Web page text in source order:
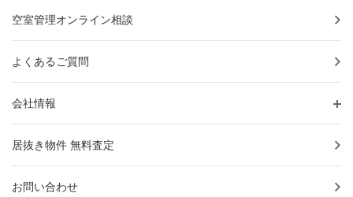
空室管理オンライン相談
よくあるご質問
会社情報
居抜き物件 無料査定
お問い合わせ